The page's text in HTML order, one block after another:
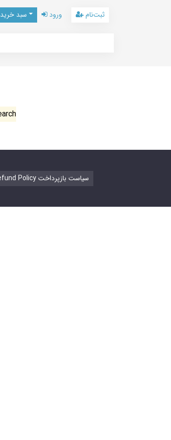
سبد خرید ورود ثبت‌نام
Refund Policy سیاست بازپرداخت